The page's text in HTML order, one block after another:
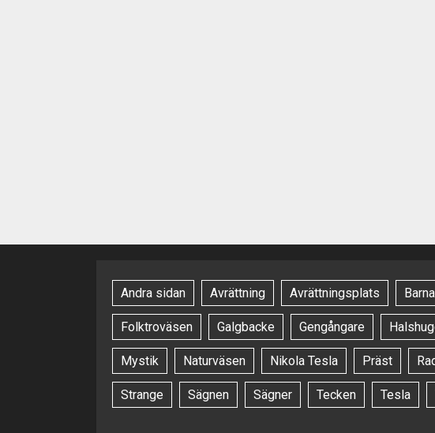
Andra sidan Avrättning Avrättningsplats
Folktroväsen Galgbacke Gengångare
Mystik Naturväsen Nikola Tesla Präst
Strange Sägnen Sägner Tecken Tesla